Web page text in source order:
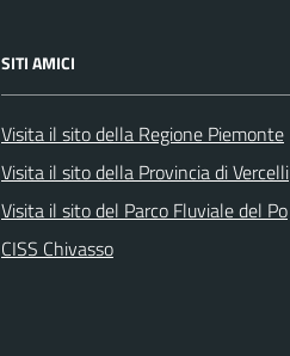
SITI AMICI
Visita il sito della Regione Piemonte
Visita il sito della Provincia di Vercelli
Visita il sito del Parco Fluviale del Po
CISS Chivasso